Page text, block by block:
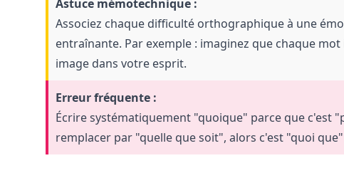
Astuce mémotechnique :
Associez chaque difficulté orthographique à une
entraînante. Par exemple : imaginez que chaque
image dans votre esprit.
Erreur fréquente :
Écrire systématiquement "quoique" parce que c'est
remplacer par "quelle que soit", alors c'est "quoi